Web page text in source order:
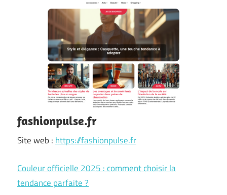
fashionpulse.fr
Site web : https://fashionpulse.fr
Couleur officielle 2025 : comment choisir la
tendance parfaite ?